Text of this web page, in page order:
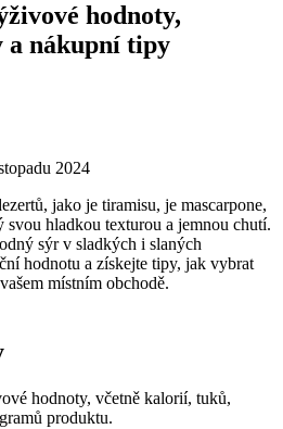
hodnoty,
a nákupní tipy
2024
jako je tiramisu, je mascarpone,
svou hladkou texturou a jemnou chutí.
sýr v sladkých i slaných
hodnotu a získejte tipy, jak vybrat
místním obchodě.
hodnoty, včetně kalorií, tuků,
produktu.